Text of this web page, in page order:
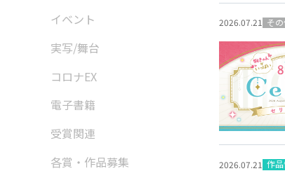
イベント
実写/舞台
コロナEX
電子書籍
受賞関連
各賞・作品募集
2026.07.21 そ
2026.07.21 作